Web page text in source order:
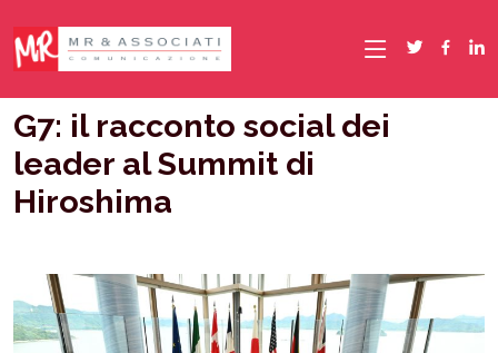
G7: il racconto social dei
leader al Summit di
Hiroshima